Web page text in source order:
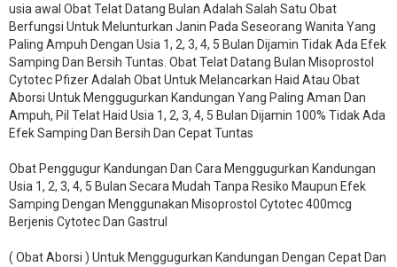
usia awal Obat Telat Datang Bulan Adalah Salah Satu Obat
Berfungsi Untuk Melunturkan Janin Pada Seseorang Wanita Yang
Paling Ampuh Dengan Usia 1, 2, 3, 4, 5 Bulan Dijamin Tidak Ada Efek
Samping Dan Bersih Tuntas. Obat Telat Datang Bulan Misoprostol
Cytotec Pfizer Adalah Obat Untuk Melancarkan Haid Atau Obat
Aborsi Untuk Menggugurkan Kandungan Yang Paling Aman Dan
Ampuh, Pil Telat Haid Usia 1, 2, 3, 4, 5 Bulan Dijamin 100% Tidak Ada
Efek Samping Dan Bersih Dan Cepat Tuntas
Obat Penggugur Kandungan Dan Cara Menggugurkan Kandungan
Usia 1, 2, 3, 4, 5 Bulan Secara Mudah Tanpa Resiko Maupun Efek
Samping Dengan Menggunakan Misoprostol Cytotec 400mcg
Berjenis Cytotec Dan Gastrul
( Obat Aborsi ) Untuk Menggugurkan Kandungan Dengan Cepat Dan